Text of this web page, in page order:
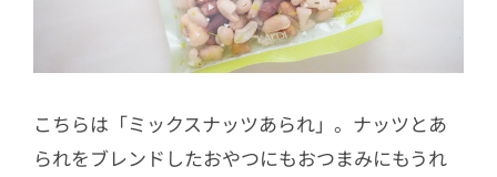
こちらは「ミックスナッツあられ」。ナッツとあ
られをブレンドしたおやつにもおつまみにもうれ